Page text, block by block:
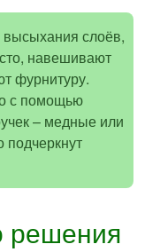
высыхания слоёв,
навешивают
фурнитуру.
с помощью
– медные или
подчеркнут
решения